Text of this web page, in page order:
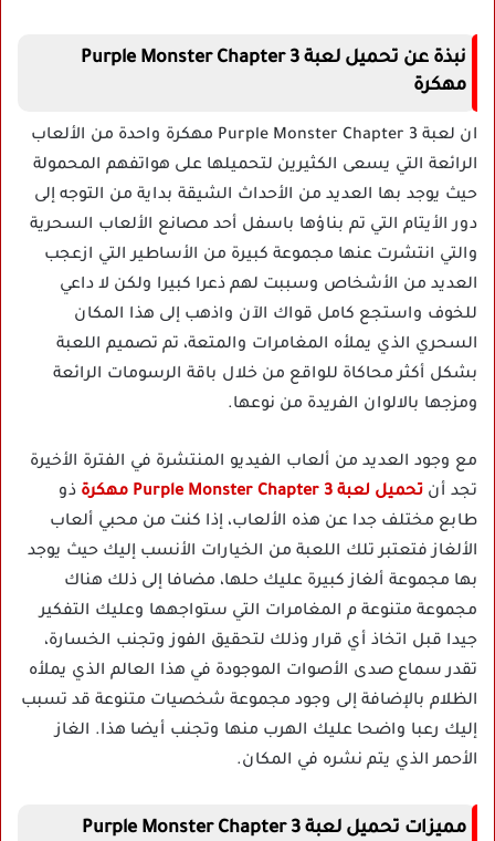
نبذة عن تحميل لعبة Purple Monster Chapter 3
مهكرة
ان لعبة Purple Monster Chapter 3 مهكرة واحدة من الألعاب
الرائعة التي يسعى الكثيرين لتحميلها على هواتفهم المحمولة
حيث يوجد بها العديد من الأحداث الشيقة بداية من التوجه إلى
دور الأيتام التي تم بناؤها باسفل أحد مصانع الألعاب السحرية
والتي انتشرت عنها مجموعة كبيرة من الأساطير التي ازعجب
العديد من الأشخاص وسببت لهم ذعرا كبيرا ولكن لا داعي
للخوف واستجع كامل قواك الآن واذهب إلى هذا المكان
السحري الذي يملأه المغامرات والمتعة، تم تصميم اللعبة
بشكل أكثر محاكاة للواقع من خلال باقة الرسومات الرائعة
ومزجها بالالوان الفريدة من نوعها.
مع وجود العديد من ألعاب الفيديو المنتشرة في الفترة الأخيرة
تجد أن تحميل لعبة Purple Monster Chapter 3 مهكرة
ذو
طابع مختلف جدا عن هذه الألعاب، إذا كنت من محبي ألعاب
الألغاز فتعتبر تلك اللعبة من الخيارات الأنسب إليك حيث يوجد
بها مجموعة ألغاز كبيرة عليك حلها، مضافا إلى ذلك هناك
مجموعة متنوعة م المغامرات التي ستواجهها وعليك التفكير
جيدا قبل اتخاذ أي قرار وذلك لتحقيق الفوز وتجنب الخسارة،
تقدر سماع صدى الأصوات الموجودة في هذا العالم الذي يملأه
الظلام بالإضافة إلى وجود مجموعة شخصيات متنوعة قد تسبب
إليك رعبا واضحا عليك الهرب منها وتجنب أيضا هذا. الغاز
الأحمر الذي يتم نشره في المكان.
مميزات تحميل لعبة Purple Monster Chapter 3